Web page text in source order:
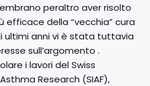
peraltro aver risolto
efficace della “vecchia” cura
ultimi anni vi è stata tuttavia
sull’argomento .
i lavori del Swiss
Research (SIAF),